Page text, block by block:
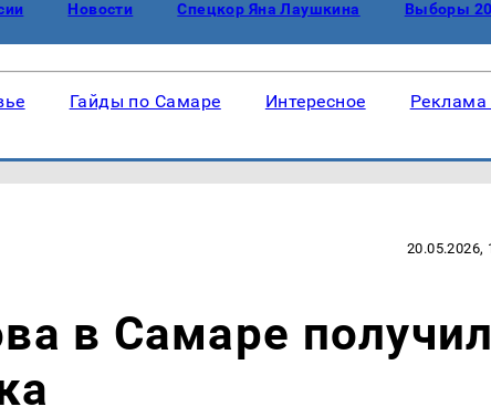
Новости Спецкор Яна Лаушкина Выборы
Гайды по Самаре Интересное Реклама
20.05.2026,
в Самаре получил